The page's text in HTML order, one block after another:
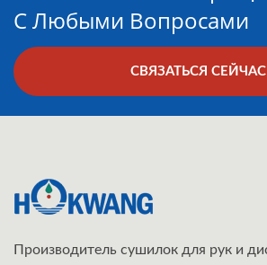
С Любыми Вопросами
СВЯЗАТЬСЯ
Производитель сушилок для рук и